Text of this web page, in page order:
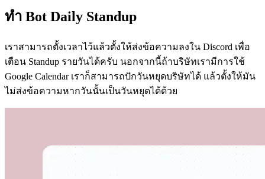
ทำ Bot Daily Standup
เราสามารถตั้งเวลาไว้แล้วตั้งให้ส่งข้อความลงใน Discord เพื่อ
เตือน Standup รายวันได้ครับ นอกจากนี้ถ้าบริษัทเรามีการใช้
Google Calendar เราก็สามารถปักวันหยุดบริษัทได้ แล้วตั้งให้มัน
ไม่ส่งข้อความหากวันนั้นเป็นวันหยุดได้ด้วย